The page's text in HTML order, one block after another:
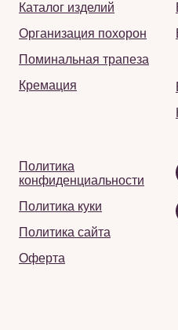
Каталог изделий
Организация похорон
Поминальная трапеза
Кремация
Политика
конфиденциальности
Политика куки
Политика сайта
Оферта